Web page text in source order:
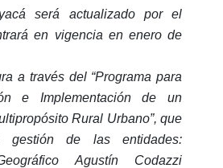
será actualizado por el
en vigencia en enero de
a través del “Programa para
e Implementación de un
Rural Urbano”, que
gestión de las entidades:
Agustín Codazzi